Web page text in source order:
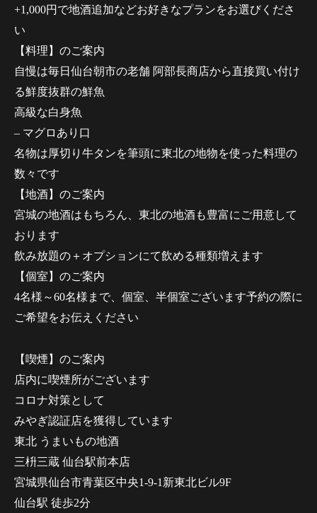
+1,000円で地酒追加などお好きなプランをお選びくださ
い
【料理】のご案内
自慢は毎日仙台朝市の老舗 阿部長商店から直接買い付け
る鮮度抜群の鮮魚
高級な白身魚
– マグロあり口
名物は厚切り牛タンを筆頭に東北の地物を使った料理の
数々です
【地酒】のご案内
宮城の地酒はもちろん、東北の地酒も豊富にご用意して
おります
飲み放題の＋オプションにて飲める種類増えます
【個室】のご案内
4名様～60名様まで、個室、半個室ございます予約の際に
ご希望をお伝えください
【喫煙】のご案内
店内に喫煙所がございます
コロナ対策として
みやぎ認証店を獲得しています
東北 うまいもの地酒
三枡三蔵 仙台駅前本店
宮城県仙台市青葉区中央1-9-1新東北ビル9F
仙台駅 徒歩2分